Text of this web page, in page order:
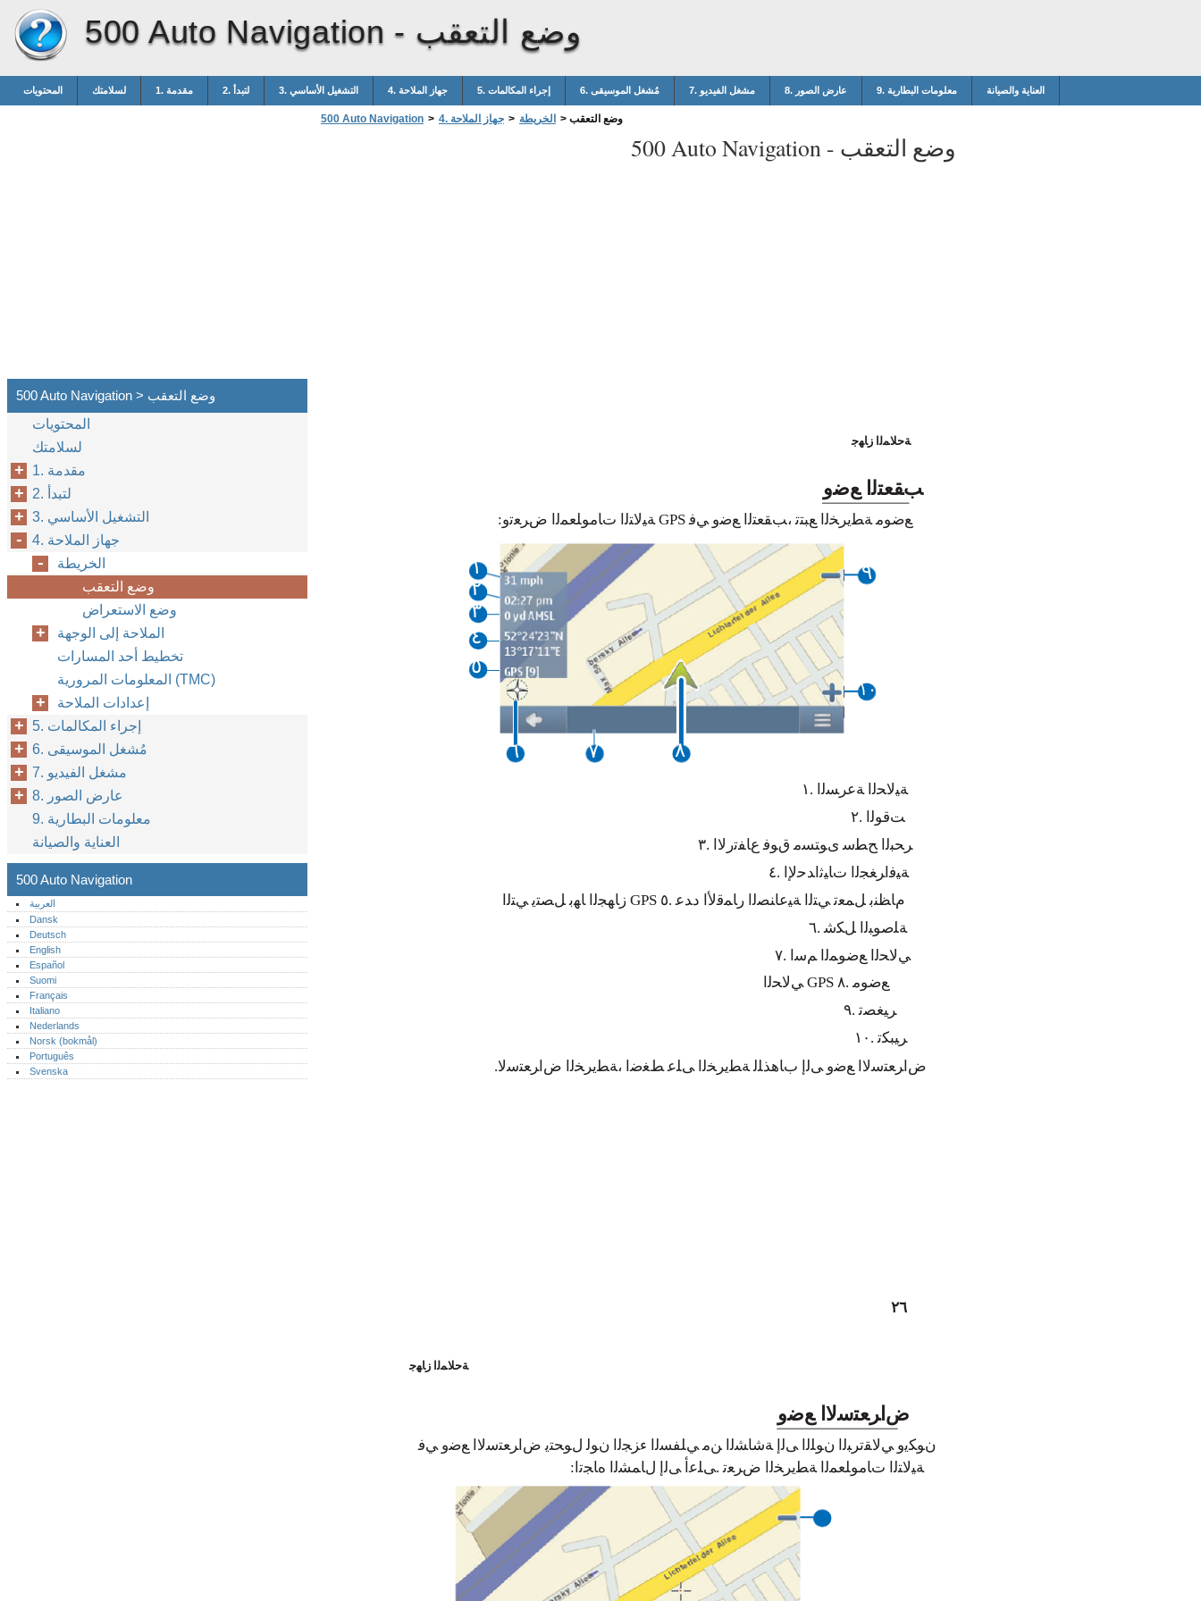
500 Auto Navigation - وضع التعقب
المحتويات لسلامتك 1. مقدمة 2. لتبدأ 3. التشغيل الأساسي 4. جهاز الملاحة 5. إجراء المكالمات 6. مُشغل الموسيقى 7. مشغل الفيديو 8. عارض الصور 9. معلومات البطارية العناية والصيانة
500 Auto Navigation > 4. جهاز الملاحة > الخريطة > وضع التعقب
500 Auto Navigation - وضع التعقب
٢٦
ﺔﺣﻼﻤﻟﺍ ﺯﺎﻬﺟ
ﺐﻘﻌﺘﻟﺍ ﻊﺿﻭ
:ﺔﻴﻟﺎﺘﻟﺍ ﺕﺎﻣﻮﻠﻌﻤﻟﺍ ﺽﺮﻌﺗﻭ GPS ﻊﺿﻮﻣ ﺔﻄﻳﺮﺨﻟﺍ ﻊﺒﺘﺗ ،ﺐﻘﻌﺘﻟﺍ ﻊﺿﻭ ﻲﻓ
١
٢
٣
٤
٥
٦ ٧ ٨
١٠
٩
ﺔﻴﻟﺎﺤﻟﺍ ﺔﻋﺮﺴﻟﺍ .١
ﺖﻗﻮﻟﺍ .٢
ﺮﺤﺒﻟﺍ ﺢﻄﺳ ﻯﻮﺘﺴﻣ ﻕﻮﻓ ﻉﺎﻔﺗﺭﻻﺍ .٣
ﺔﻴﻓﺍﺮﻐﺠﻟﺍ ﺕﺎﻴﺛﺍﺪﺣﻹﺍ .٤
ﺯﺎﻬﺠﻟﺍ ﺎﻬﺑ ﻞﺼﺘﻳ ﻲﺘﻟﺍ GPS ﻡﺎﻈﻨﺑ ﻞﻤﻌﺗ ﻲﺘﻟﺍ ﺔﻴﻋﺎﻨﺼﻟﺍ ﺭﺎﻤﻗﻷﺍ ﺩﺪﻋ .٥
ﺔﻠﺻﻮﺒﻟﺍ ﻞﻜﺷ .٦
ﻲﻟﺎﺤﻟﺍ ﻊﺿﻮﻤﻟﺍ ﻢﺳﺍ .٧
ﻲﻟﺎﺤﻟﺍ GPS ﻊﺿﻮﻣ .٨
ﺮﻴﻐﺼﺗ .٩
ﺮﻴﺒﻜﺗ .١٠
.ﺽﺍﺮﻌﺘﺳﻻﺍ ﻊﺿﻭ ﻰﻟﺇ ﺏﺎﻫﺬﻠﻟ ﺔﻄﻳﺮﺨﻟﺍ ﻰﻠﻋ ﻂﻐﺿﺍ ،ﺔﻄﻳﺮﺨﻟﺍ ﺽﺍﺮﻌﺘﺳﻻ
ﺔﺣﻼﻤﻟﺍ ﺯﺎﻬﺟ
ﺽﺍﺮﻌﺘﺳﻻﺍ ﻊﺿﻭ
ﻥﻮﻜﻳﻭ ﻲﻟﺎﻘﺗﺮﺒﻟﺍ ﻥﻮﻠﻟﺍ ﻰﻟﺇ ﺔﺷﺎﺸﻟﺍ ﻦﻣ ﻲﻠﻔﺴﻟﺍ ءﺰﺠﻟﺍ ﻥﻮﻟ ﻝﻮﺤﺘﻳ ﺽﺍﺮﻌﺘﺳﻻﺍ ﻊﺿﻭ ﻲﻓ
:ﺔﻴﻟﺎﺘﻟﺍ ﺕﺎﻣﻮﻠﻌﻤﻟﺍ ﺔﻄﻳﺮﺨﻟﺍ ﺽﺮﻌﺗ .ﻰﻠﻋﺃ ﻰﻟﺇ ﻝﺎﻤﺸﻟﺍ ﻩﺎﺠﺗﺍ
500 Auto Navigation > وضع التعقب
المحتويات
لسلامتك
1. مقدمة
2. لتبدأ
3. التشغيل الأساسي
4. جهاز الملاحة
الخريطة
وضع التعقب
وضع الاستعراض
الملاحة إلى الوجهة
تخطيط أحد المسارات
المعلومات المرورية (TMC)
إعدادات الملاحة
5. إجراء المكالمات
6. مُشغل الموسيقى
7. مشغل الفيديو
8. عارض الصور
9. معلومات البطارية
العناية والصيانة
500 Auto Navigation
العربية
Dansk
Deutsch
English
Español
Suomi
Français
Italiano
Nederlands
Norsk (bokmål)‎
Português‎
Svenska